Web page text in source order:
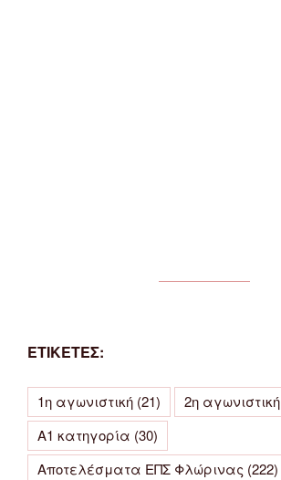
ΕΤΙΚΕΤΕΣ:
1η αγωνιστική (21) 2η αγωνιστική
Α1 κατηγορία (30)
Αποτελέσματα ΕΠΣ Φλώρινας (222)